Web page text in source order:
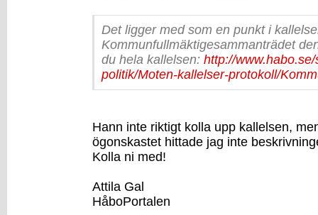
Det ligger med som en punkt i
Kommunfullmäktigesammanträdet
du hela kallelsen: http://
politik/Moten-kallelser-protokoll/
Hann inte riktigt kolla upp kallelsen,
ögonskastet hittade jag inte
Kolla ni med!
Attila Gal
HåboPortalen